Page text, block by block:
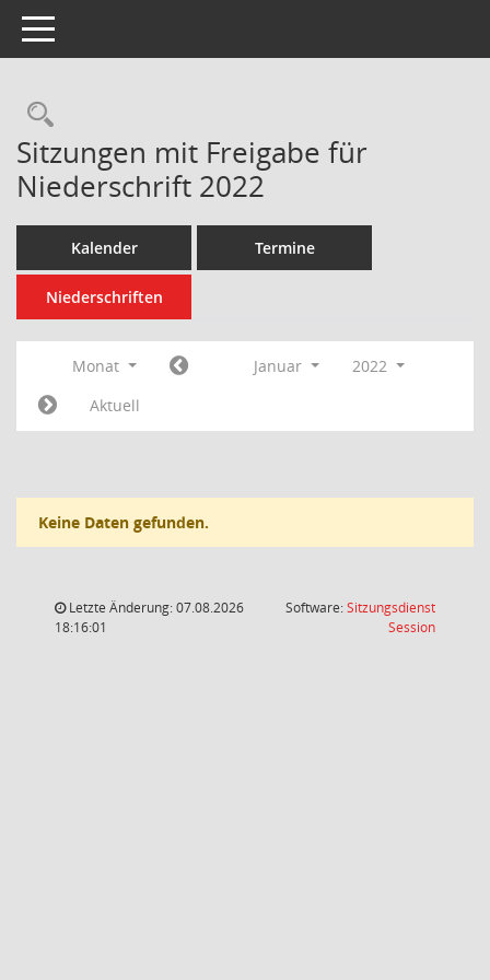
Toggle navigation
Rechercheauswahl
Sitzungen mit Freigabe für
Niederschrift 2022
Kalender Termine
Niederschriften
Monat Januar
2022
Aktuell
Keine Daten gefunden.
Letzte Änderung: 07.08.2026
18:16:01
Software:Sitzungsdienst
Session(Wird in